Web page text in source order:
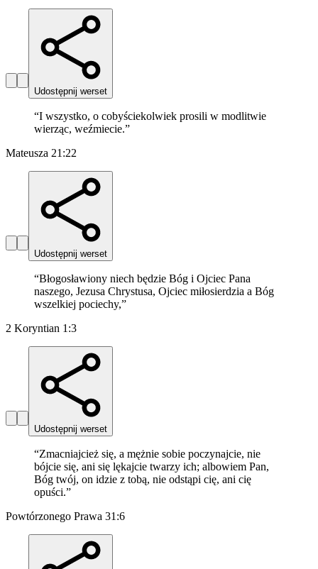
Udostępnij werset
“I wszystko, o cobyściekolwiek prosili w modlitwie
wierząc, weźmiecie.”
Mateusza 21:22
Udostępnij werset
“Błogosławiony niech będzie Bóg i Ojciec Pana
naszego, Jezusa Chrystusa, Ojciec miłosierdzia a Bóg
wszelkiej pociechy,”
2 Koryntian 1:3
Udostępnij werset
“Zmacniajcież się, a mężnie sobie poczynajcie, nie
bójcie się, ani się lękajcie twarzy ich; albowiem Pan,
Bóg twój, on idzie z tobą, nie odstąpi cię, ani cię
opuści.”
Powtórzonego Prawa 31:6